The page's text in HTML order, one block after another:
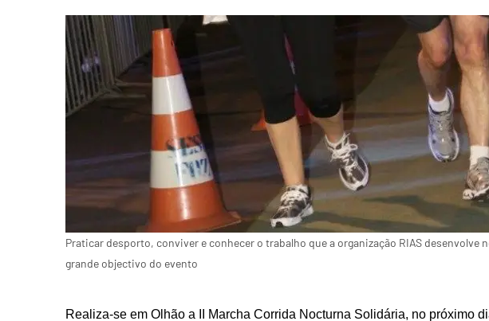
Praticar desporto, conviver e conhecer o trabalho que a organização RIAS desenvolve
grande objectivo do evento
Realiza-se em Olhão a II Marcha Corrida Nocturna Solidária, no próximo